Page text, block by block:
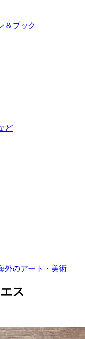
＆ブック
ど
外のアート・美術
ス